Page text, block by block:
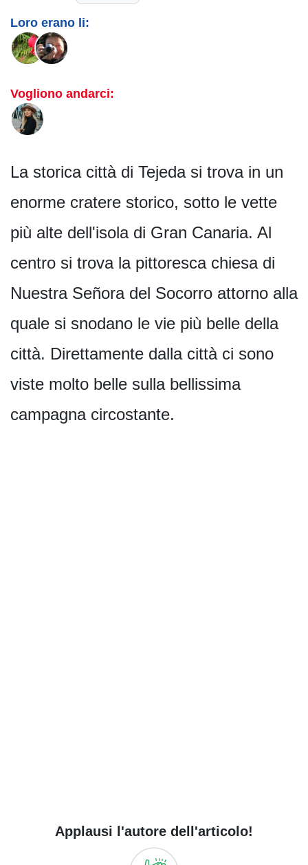
Loro erano li:
Vogliono andarci:
La storica città di Tejeda si trova in un
enorme cratere storico, sotto le vette
più alte dell'isola di Gran Canaria. Al
centro si trova la pittoresca chiesa di
Nuestra Señora del Socorro attorno alla
quale si snodano le vie più belle della
città. Direttamente dalla città ci sono
viste molto belle sulla bellissima
campagna circostante.
Applausi l'autore dell'articolo!